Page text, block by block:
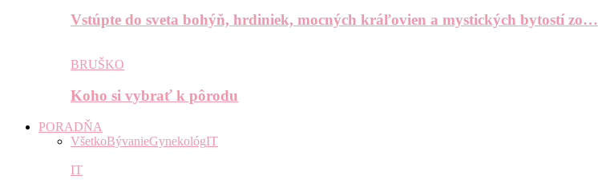
Vstúpte do sveta bohýň, hrdiniek, mocných kráľovien a mystických bytostí zo…
BRUŠKO
Koho si vybrať k pôrodu
PORADŇA
VšetkoBývanieGynekológIT
IT